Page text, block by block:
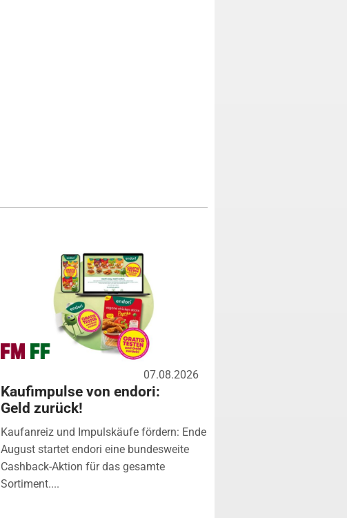
07.08.2026
Kaufimpulse von endori:
Geld zurück!
Kaufanreiz und Impulskäufe fördern: Ende
August startet endori eine bundesweite
Cashback-Aktion für das gesamte
Sortiment....